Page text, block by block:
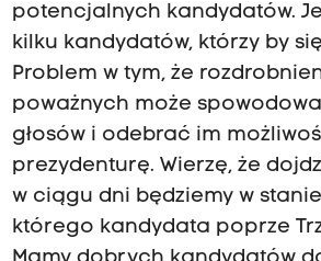
potencjalnych kandydatów.
kilku kandydatów, którzy by
Problem w tym, że
poważnych może
głosów i odebrać im
prezydenturę. Wierzę, że
w ciągu dni będziemy w
którego kandydata poprze